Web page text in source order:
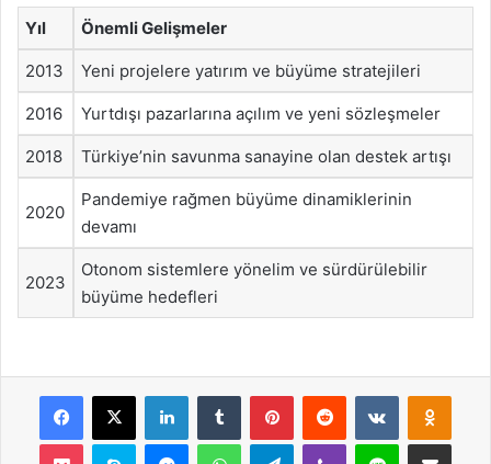
Yıl Önemli Gelişmeler
2013 Yeni projelere yatırım ve büyüme stratejileri
2016 Yurtdışı pazarlarına açılım ve yeni sözleşmeler
2018 Türkiye’nin savunma sanayine olan destek artışı
2020
Pandemiye rağmen büyüme dinamiklerinin
devamı
2023
Otonom sistemlere yönelim ve sürdürülebilir
büyüme hedefleri
Facebook
X LinkedInTumblr PinterestReddit VKontakte
Pocket Skype MessengerWhatsAppTelegramViber Line E-Posta ile